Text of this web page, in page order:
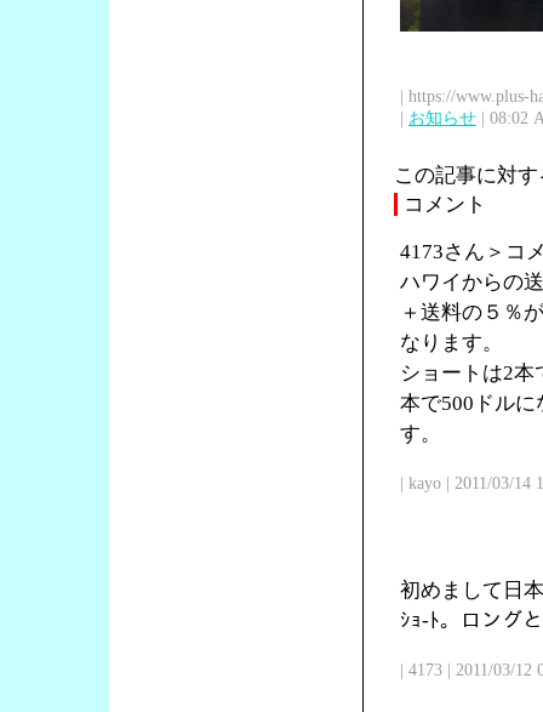
| https://www.plus-
| お知らせ | 08:02
この記事に対
コメント
4173さん＞コ
ハワイからの
＋送料の５％
なります。
ショートは2本
本で500ドル
す。
| kayo | 2011/03/14
初めまして日
ｼｮ-ﾄ。ロング
| 4173 | 2011/03/12